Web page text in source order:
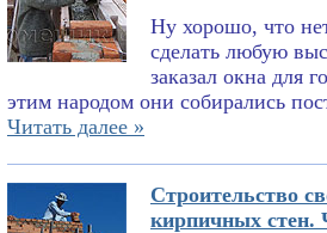
Ну хорошо, что
сделать любую
заказал окна для
этим народом они собирались
Читать далее »
Строительство
кирпичных стен.